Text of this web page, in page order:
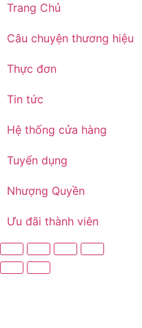
Trang Chủ
Câu chuyện thương hiệu
Thực đơn
Tin tức
Hệ thống cửa hàng
Tuyển dụng
Nhượng Quyền
Ưu đãi thành viên